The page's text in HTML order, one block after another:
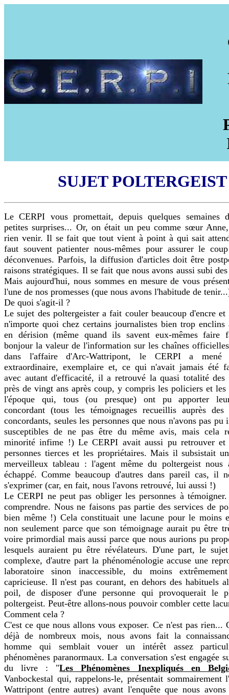
SUJET POLTERGEIST
Le CERPI vous promettait, depuis quelques semaines
petites surprises... Or, on était un peu comme sœur
rien venir. Il se fait que tout vient à point à qui sait
faut souvent patienter nous-mêmes pour assurer le
déconvenues. Parfois, la diffusion d'articles doit être
raisons stratégiques. Il se fait que nous avons aussi subi
Mais aujourd'hui, nous sommes en mesure de vous
l'une de nos promesses (que nous avons l'habitude de
De quoi s'agit-il ?
Le sujet des poltergeister a fait couler beaucoup d'encre et
n'importe quoi chez certains journalistes bien trop enclins
en dérision (même quand ils savent eux-mêmes faire
bonjour la valeur de l'information sur les chaînes
dans l'affaire d'Arc-Wattripont, le CERPI a mené
extraordinaire, exemplaire et, ce qui n'avait jamais été
avec autant d'efficacité, il a retrouvé la quasi totalité des
près de vingt ans après coup, y compris les policiers et les
l'époque qui, tous (ou presque) ont pu apporter
concordant (tous les témoignages recueillis auprès
concordants, seules les personnes que nous n'avons pas pu
susceptibles de ne pas être du même avis, mais cela
minorité infime !) Le CERPI avait aussi pu retrouver et
personnes tierces et les propriétaires. Mais il subsistait
merveilleux tableau : l'agent même du poltergeist nous
échappé. Comme beaucoup d'autres dans pareil cas, il
s'exprimer (car, en fait, nous l'avons retrouvé, lui aussi !)
Le CERPI ne peut pas obliger les personnes à
comprendre. Nous ne faisons pas partie des services de
bien même !) Cela constituait une lacune pour le moins
non seulement parce que son témoignage aurait pu être
voire primordial mais aussi parce que nous aurions pu
lesquels auraient pu être révélateurs. D'une part, le
complexe, d'autre part la phénoménologie accuse une
laboratoire sinon inaccessible, du moins
capricieuse. Il n'est pas courant, en dehors des habituels
poil, de disposer d'une personne qui provoquerait le
poltergeist. Peut-être allons-nous pouvoir combler cette
Comment cela ?
C'est ce que nous allons vous exposer. Ce n'est pas rien...
déjà de nombreux mois, nous avons fait la
homme qui semblait vouer un intérêt assez
phénomènes paranormaux. La conversation s'est engagée
du livre : "Les Phénomènes Inexpliqués en
Vanbockestal qui, rappelons-le, présentait sommairement
Wattripont (entre autres) avant l'enquête que nous avons